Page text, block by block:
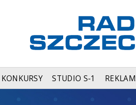
KONKURSY STUDIO S-1